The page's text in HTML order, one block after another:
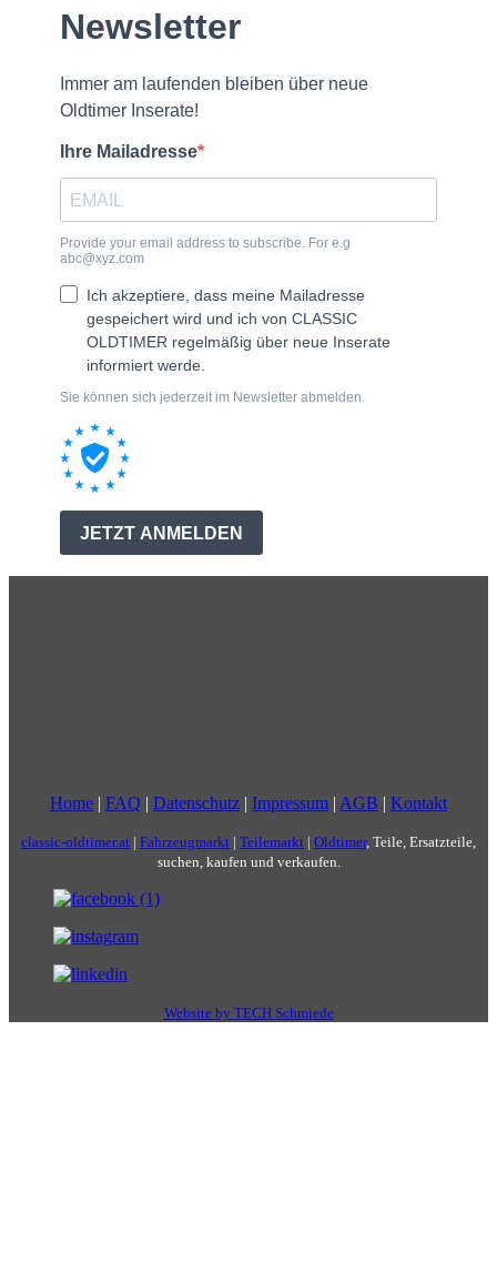
Home | FAQ | Datenschutz | Impressum | AGB | Kontakt
classic-oldtimer.at | Fahrzeugmarkt | Teilemarkt | Oldtimer, Teile, Ersatzteile,
suchen, kaufen und verkaufen.
Website by TECH Schmiede